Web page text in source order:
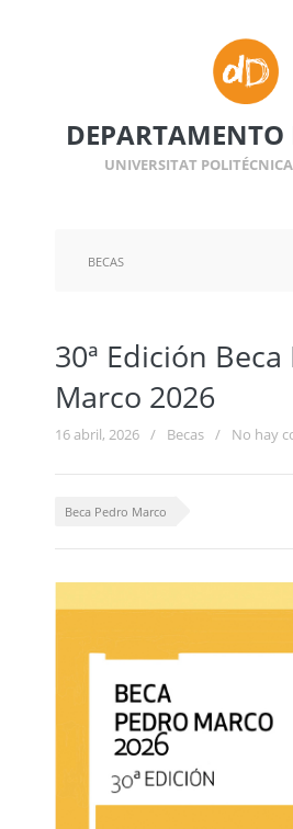
DEPARTAMENTO
UNIVERSITAT
BECAS
30ª Edición
Marco 2026
16 abril, 2026 / Becas / No hay
Beca Pedro Marco